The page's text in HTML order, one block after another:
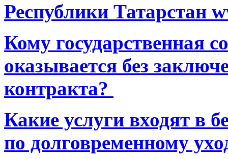
Республики Татарстан
Кому государственная
оказывается без
контракта?
Какие услуги входят в
по долговременному